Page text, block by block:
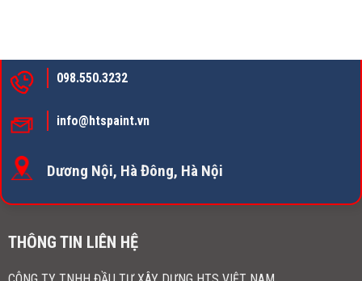
098.550.3232
info@htspaint.vn
Dương Nội, Hà Đông, Hà Nội
THÔNG TIN LIÊN HỆ